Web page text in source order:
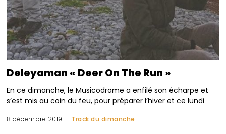
Deleyaman « Deer On The Run »
En ce dimanche, le Musicodrome a enfilé son écharpe et
s’est mis au coin du feu, pour préparer l’hiver et ce lundi
8 décembre 2019 Track du dimanche